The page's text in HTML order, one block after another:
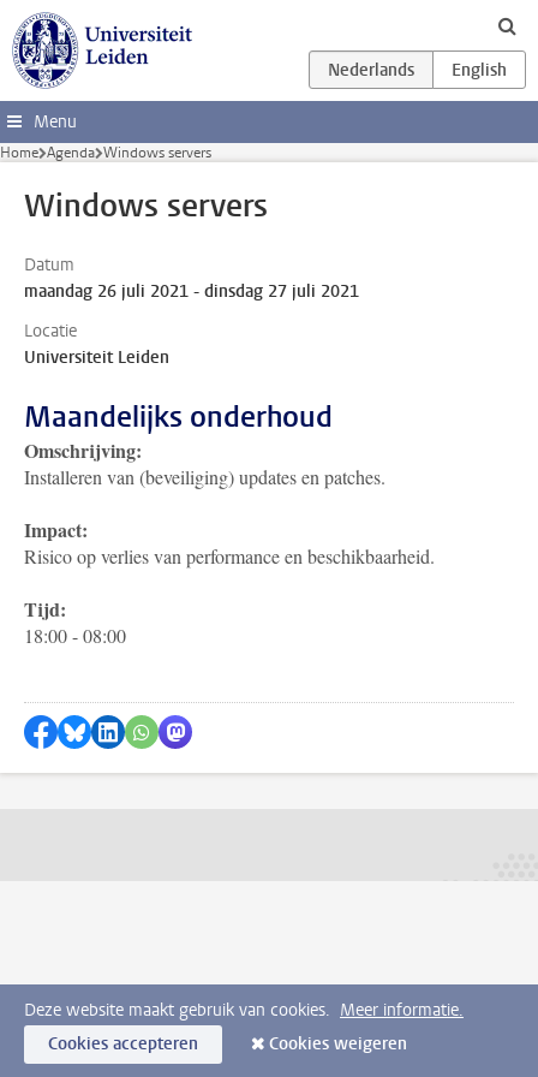
Ga direct naar de inhoud
Menu
Home Agenda Windows servers
Windows servers
Datum
maandag 26 juli 2021 - dinsdag 27 juli 2021
Locatie
Universiteit Leiden
Maandelijks onderhoud
Omschrijving:
Installeren van (beveiliging) updates en patches.
Impact:
Risico op verlies van performance en beschikbaarheid.
Tijd:
18:00 - 08:00
Delen op Facebook
Delen via Bluesky
Delen op LinkedIn
Delen via WhatsApp
Delen via Mastodon
Deze website maakt gebruik van cookies. Meer informatie.
Cookies accepteren
Cookies weigeren